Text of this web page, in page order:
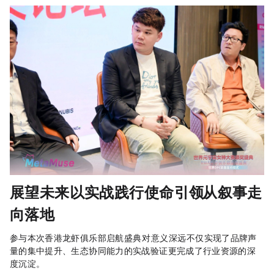
展望未来：以实战践行使命，引领RWA从叙事走
向落地
参与本次香港RWA龙虾俱乐部启航盛典，对SFI意义深远，不仅实现了品牌声
量的集中提升、生态协同能力的实战验证，更完成了行业资源的深
度沉淀。